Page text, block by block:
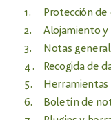
1.
Protección
2.
Alojamiento y
3.
Notas
4.
Recogida de
5.
Herramientas
6.
Boletín de